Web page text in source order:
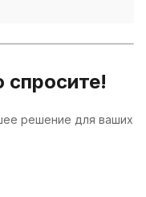
спросите!
решение для ваших